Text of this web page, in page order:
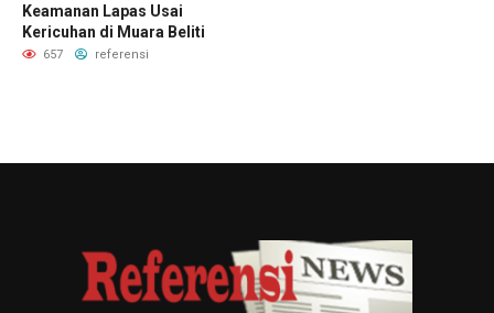
Keamanan Lapas Usai
Kericuhan di Muara Beliti
657 referensi